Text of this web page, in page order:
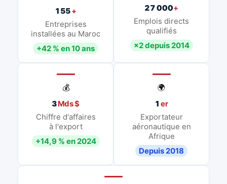
155+
Entreprises
installées au Maroc
+42 % en 10 ans
27 000+
Emplois directs
qualifiés
×2 depuis 2014
💰
3Mds $
Chiffre d'affaires
à l'export
+14,9 % en 2024
🌍
1 er
Exportateur
aéronautique en
Afrique
Depuis 2018